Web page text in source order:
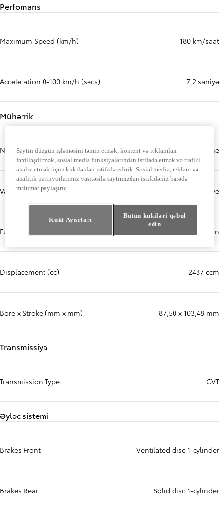
Perfomans
Maximum Speed (km/h) 180 km/saat
Acceleration 0-100 km/h (secs) 7,2 saniyə
Mühərrik
Number Of Cylinders 4 cylinder, in line
Valve mechanism 16-valve dohc,chain drive
Fuel Injection System Direct multipoint injection
Displacement (cc) 2487 ccm
Bore x Stroke (mm x mm) 87,50 x 103,48 mm
Transmissiya
Transmission Type CVT
Əyləc sistemi
Brakes Front Ventilated disc 1-cylinder
Brakes Rear Solid disc 1-cylinder
Saytın düzgün işləməsini təmin etmək, kontent və reklamları
fərdiləşdirmək, sosial media funksiyalarından istifadə etmək və trafiki
analiz etmək üçün kukilərdən istifadə edirik. Sosial media, reklam və
analitik partnyorlarımız vasitəsilə saytımızdan istifadəniz barədə
məlumat paylaşırıq.
Kuki Ayarları
Bütün kukiləri qəbul
edin